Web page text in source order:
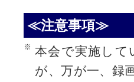
≪注意事項≫
本会で実施して
が、万が一、録